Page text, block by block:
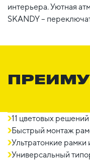
интерьера. Уютная
SKANDY –
11 цветовых решений
Быстрый монтаж
Ультратонкие рамки
Универсальный